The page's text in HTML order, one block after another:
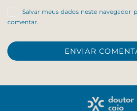
Salvar meus dados neste navegador
comentar.